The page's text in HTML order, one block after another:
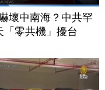
壞中南海？中共罕
「零共機」擾台